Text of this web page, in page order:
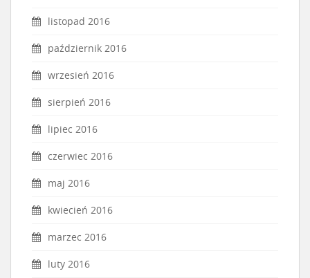
listopad 2016
październik 2016
wrzesień 2016
sierpień 2016
lipiec 2016
czerwiec 2016
maj 2016
kwiecień 2016
marzec 2016
luty 2016